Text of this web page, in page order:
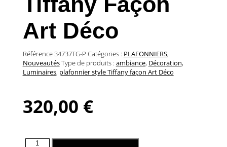
Art Déco
Référence34737TG-P Catégories : PLAFONNIERS,
NouveautésType de produits : ambiance, Décoration,
Luminaires, plafonnier style Tiffany façon Art Déco
320,00 €
quantité